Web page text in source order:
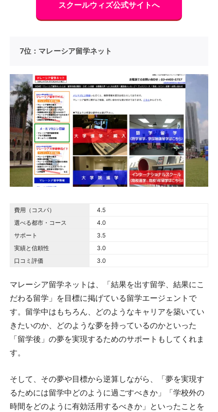
スクールウィズ公式サイトへ
7位：マレーシア留学ネット
費用（コスパ） 4.5 out of 5.0 stars
4.5
選べる都市・コース
4.0 out of 5.0 stars
4.0
サポート
3.5 out of 5.0 stars
3.5
実績と信頼性
3.0 out of 5.0 stars
3.0
口コミ評価
3.0 out of 5.0 stars
3.0
マレーシア留学ネットは、「結果を出す留学、結果にこ
だわる留学」を目標に掲げている留学エージェントで
す。留学中はもちろん、どのようなキャリアを築いてい
きたいのか、どのような夢を持っているのかといった
「留学後」の夢を実現するためのサポートもしてくれま
す。
そして、その夢や目標から逆算しながら、「夢を実現す
るためには留学中どのように過ごすべきか」「学校外の
時間をどのように有効活用するべきか」といったことを